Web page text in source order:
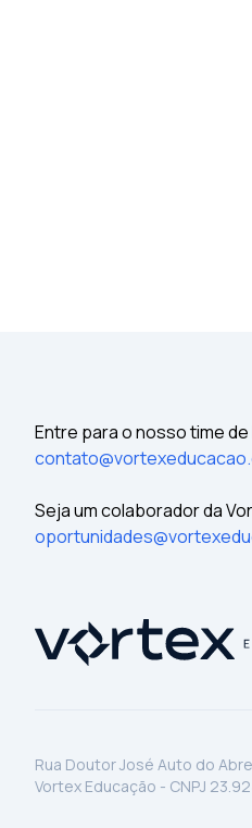
Entre para o nosso time
Seja um colaborador da
Rua Doutor José Auto do
Vortex Educação - CNPJ